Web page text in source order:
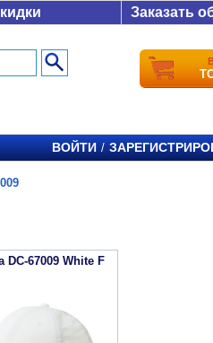
Заказать
ВОЙТИ /
DC-67009 White F